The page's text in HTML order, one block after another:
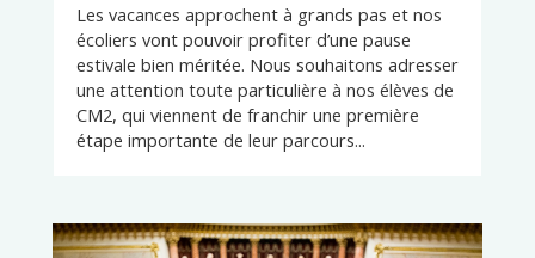
Les vacances approchent à grands pas et nos
écoliers vont pouvoir profiter d’une pause
estivale bien méritée. Nous souhaitons adresser
une attention toute particulière à nos élèves de
CM2, qui viennent de franchir une première
étape importante de leur parcours...